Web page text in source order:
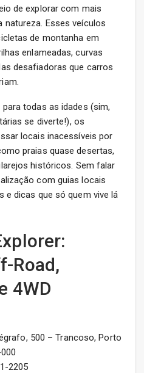
de explorar com mais
natureza. Esses veículos
de montanha em
enlameadas, curvas
desafiadoras que carros
todas as idades (sim,
se diverte!), os
locais inacessíveis por
praias quase desertas,
históricos. Sem falar
com guias locais
e dicas que só quem vive lá
Road,
4WD
500 – Trancoso, Porto
2205